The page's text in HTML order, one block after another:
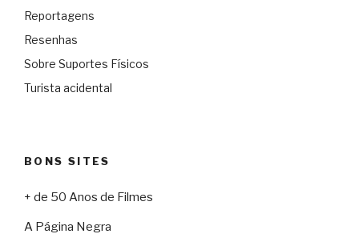
Reportagens
Resenhas
Sobre Suportes Físicos
Turista acidental
BONS SITES
+ de 50 Anos de Filmes
A Página Negra